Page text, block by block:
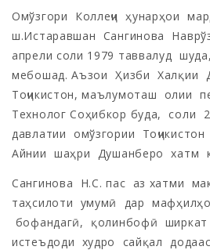
Омўзгори Коллеҷи ҳунарҳои
ш.Истаравшан Сангинова
апрели соли 1979 таввалуд
мебошад. Аъзои Ҳизби Халқии
Тоҷикистон, маълумоташ олии
Технолог Соҳибкор буда, соли
давлатии омўзгории
Айнии шаҳри Душанберо хатм
Сангинова Н.С. пас аз хатми
таҳсилоти умумӣ дар
бофандагӣ, қолинбофӣ
истеъдоди худро сайқал